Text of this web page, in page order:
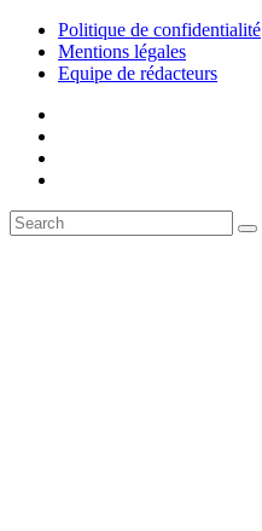
Politique de confidentialité
Mentions légales
Equipe de rédacteurs